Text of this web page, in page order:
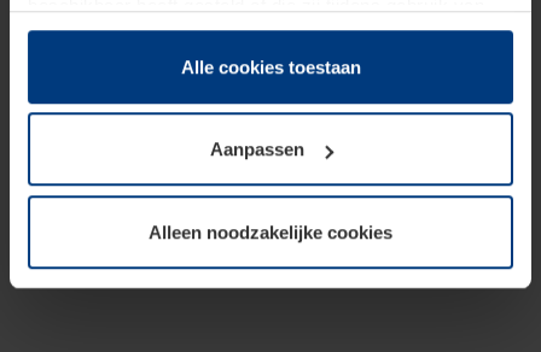
hun diensten hebben verzameld.
Juridisch hebben wij het recht om cookies op uw
van deze pagina's absoluut vereist is. Voor alle andere
soorten cookies is uw toestemming benodigd. Uw
toestemming kunt u op elk moment bij de uitleg van de
wijzigen of herroepen.
Alle cookies toestaan
Aanpassen
Alleen noodzakelijke cookies